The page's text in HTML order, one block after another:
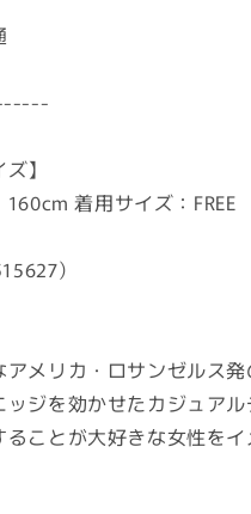
】
着用サイズ：FREE
）
アメリカ・ロサンゼルス
ッジを効かせたカジュア
ことが大好きな女性を